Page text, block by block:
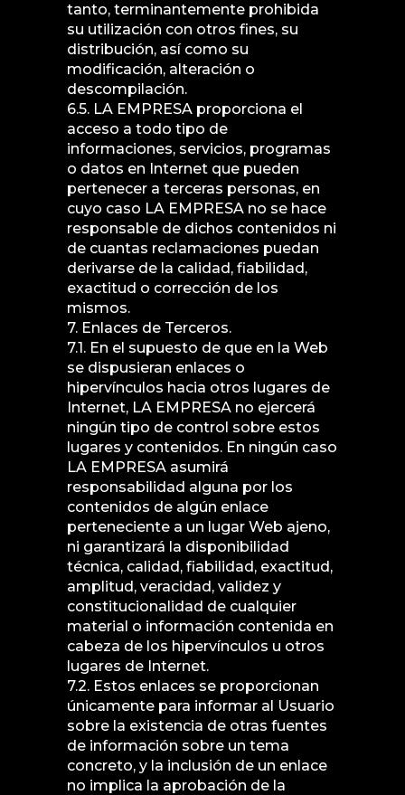
tanto, terminantemente prohibida
su utilización con otros fines, su
distribución, así como su
modificación, alteración o
descompilación.
6.5. LA EMPRESA proporciona el
acceso a todo tipo de
informaciones, servicios, programas
o datos en Internet que pueden
pertenecer a terceras personas, en
cuyo caso LA EMPRESA no se hace
responsable de dichos contenidos ni
de cuantas reclamaciones puedan
derivarse de la calidad, fiabilidad,
exactitud o corrección de los
mismos.
7. Enlaces de Terceros.
7.1. En el supuesto de que en la Web
se dispusieran enlaces o
hipervínculos hacia otros lugares de
Internet, LA EMPRESA no ejercerá
ningún tipo de control sobre estos
lugares y contenidos. En ningún caso
LA EMPRESA asumirá
responsabilidad alguna por los
contenidos de algún enlace
perteneciente a un lugar Web ajeno,
ni garantizará la disponibilidad
técnica, calidad, fiabilidad, exactitud,
amplitud, veracidad, validez y
constitucionalidad de cualquier
material o información contenida en
cabeza de los hipervínculos u otros
lugares de Internet.
7.2. Estos enlaces se proporcionan
únicamente para informar al Usuario
sobre la existencia de otras fuentes
de información sobre un tema
concreto, y la inclusión de un enlace
no implica la aprobación de la